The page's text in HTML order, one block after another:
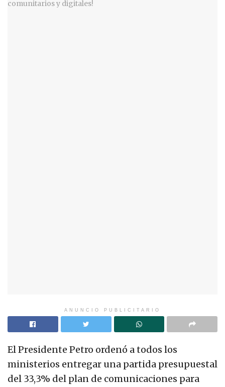
ANUNCIO PUBLICITARIO
El Presidente Petro ordenó a todos los
ministerios entregar una partida presupuestal
del 33,3% del plan de comunicaciones para